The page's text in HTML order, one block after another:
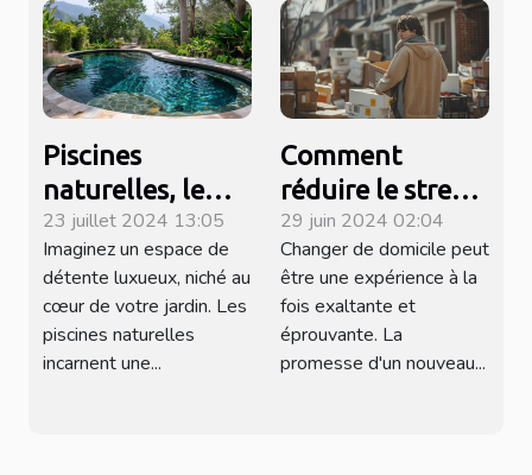
Piscines
naturelles, le
luxe écologique
chez soi
23 juillet 2024 13:05
Imaginez un espace de
détente luxueux, niché au
cœur de votre jardin. Les
piscines naturelles
incarnent une...
Comment
réduire le stress
lors d'un
changement de
domicile
29 juin 2024 02:04
Changer de domicile peut
être une expérience à la
fois exaltante et
éprouvante. La
promesse d'un nouveau...